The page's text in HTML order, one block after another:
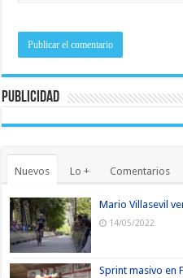
Publicidad
Nuevos Lo + Comentarios
Mario Villasevil
14/05/2022
Sprint masivo en